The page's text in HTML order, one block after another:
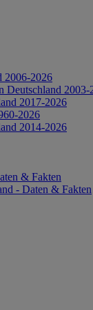
2006-2026
Deutschland 2003-
2017-2026
2026
2014-2026
& Fakten
- Daten & Fakten